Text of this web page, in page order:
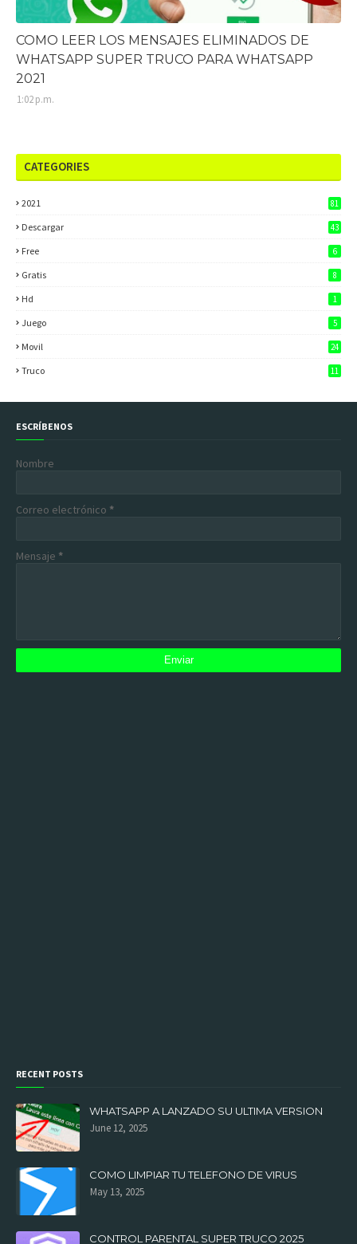
COMO LEER LOS MENSAJES ELIMINADOS DE
WHATSAPP SUPER TRUCO PARA WHATSAPP
2021
1:02 p.m.
CATEGORIES
2021 81
Descargar 43
Free 6
Gratis 8
Hd 1
Juego 5
Movil 24
Truco 11
ESCRÍBENOS
Nombre
Correo electrónico *
Mensaje *
RECENT POSTS
WHATSAPP A LANZADO SU ULTIMA VERSION
June 12, 2025
COMO LIMPIAR TU TELEFONO DE VIRUS
May 13, 2025
CONTROL PARENTAL SUPER TRUCO 2025